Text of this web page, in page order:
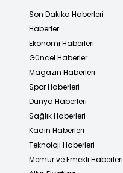
Son Dakika Haberleri
Haberler
Ekonomi Haberleri
Güncel Haberler
Magazin Haberleri
Spor Haberleri
Dünya Haberleri
Sağlık Haberleri
Kadın Haberleri
Teknoloji Haberleri
Memur ve Emekli Haberleri